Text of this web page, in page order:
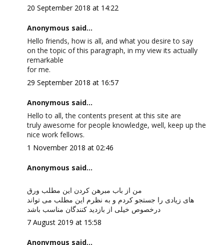
20 September 2018 at 14:22
Anonymous said...
Hello friends, how is all, and what you desire to say
on the topic of this paragraph, in my view its actually
remarkable
for me.
29 September 2018 at 16:57
Anonymous said...
Hello to all, the contents present at this site are
truly awesome for people knowledge, well, keep up the
nice work fellows.
1 November 2018 at 02:46
Anonymous said...
من از باب مبرهن کردن این مطلب ورق
های زیادی را جستجو کردم و به نظرم این مطلب می تواند
درخصوص خیلی از بازدید کنندگان مناسب باشد
7 August 2019 at 15:58
Anonymous said...